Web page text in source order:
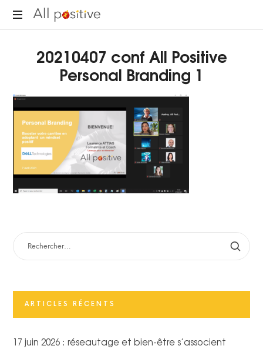
All
pour
se
réinventer."
20210407 conf All Positive
Personal Branding 1
RECHERCHER :
ARTICLES RÉCENTS
17 juin 2026 : réseautage et bien-être s’associent